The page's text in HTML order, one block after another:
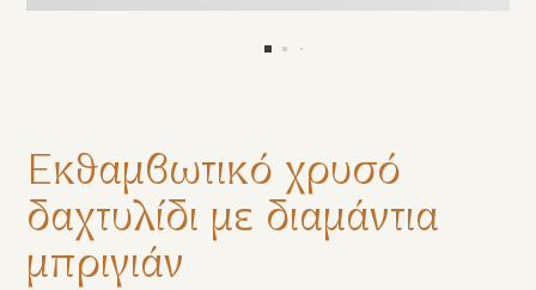
Εκθαμβωτικό χρυσό
δαχτυλίδι με διαμάντια
μπριγιάν